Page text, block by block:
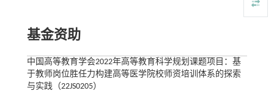
基金资助
中国高等教育学会2022年高等教育科学规划课题项目：基
于教师岗位胜任力构建高等医学院校师资培训体系的探索
与实践（22JS0205）